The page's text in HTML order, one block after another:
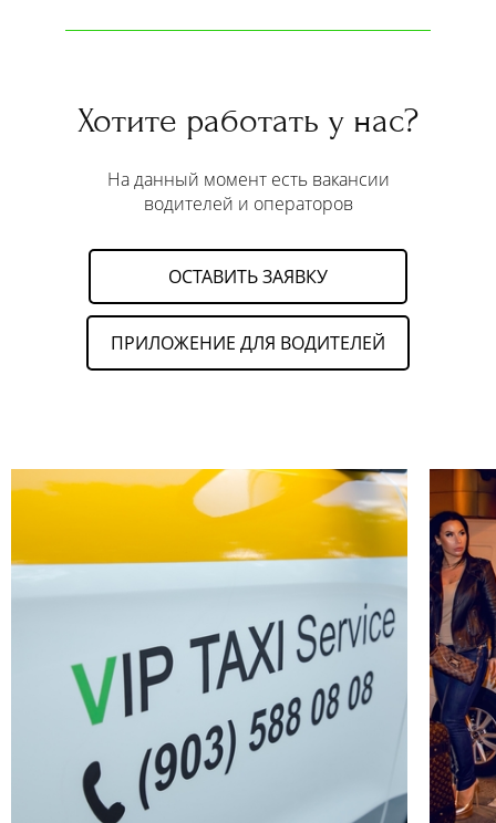
Хотите работать у нас?
На данный момент есть вакансии
водителей и операторов
ОСТАВИТЬ ЗАЯВКУ
ПРИЛОЖЕНИЕ ДЛЯ ВОДИТЕЛЕЙ